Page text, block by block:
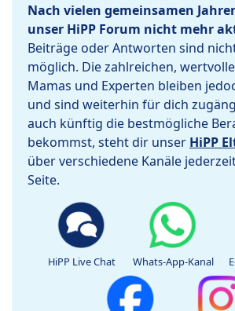
Nach vielen gemeinsamen
unser HiPP Forum nicht mehr
Beiträge oder Antworten sind
möglich. Die zahlreichen,
Mamas und Experten bleiben
und sind weiterhin für dich
auch künftig die bestmögliche
bekommst, steht dir unser HiPP
über verschiedene Kanäle
Seite.
HiPP Live Chat Whats-App-Kanal